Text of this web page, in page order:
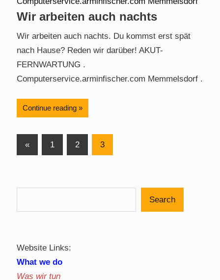
Wir arbeiten auch nachts
Wir arbeiten auch nachts. Du kommst erst spät
nach Hause? Reden wir darüber! AKUT-
FERNWARTUNG .
Computerservice.arminfischer.com Memmelsdorf .
Continue reading
Posts
«Previous
Posts
1 2 3
Search
Website Links:
What we do
Was wir tun